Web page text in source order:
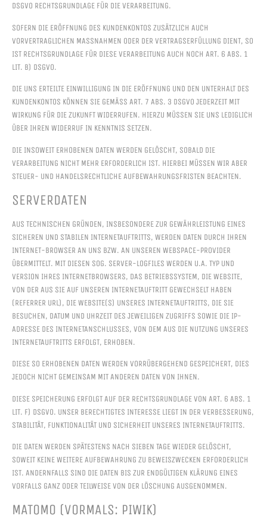
DSGVO RECHTSGRUNDLAGE FÜR DIE VERARBEITUNG.
SOFERN DIE ERÖFFNUNG DES KUNDENKONTOS ZUSÄTZLICH AUCH
VORVERTRAGLICHEN MASSNAHMEN ODER DER VERTRAGSERFÜLLUNG DIENT, SO I
ST RECHTSGRUNDLAGE FÜR DIESE VERARBEITUNG AUCH NOCH ART. 6 ABS. 1 L
IT. B) DSGVO.
DIE UNS ERTEILTE EINWILLIGUNG IN DIE ERÖFFNUNG UND DEN UNTERHALT DES
KUNDENKONTOS KÖNNEN SIE GEMÄSS ART. 7 ABS. 3 DSGVO JEDERZEIT MIT W
IRKUNG FÜR DIE ZUKUNFT WIDERRUFEN. HIERZU MÜSSEN SIE UNS LEDIGLICH Ü
BER IHREN WIDERRUF IN KENNTNIS SETZEN.
DIE INSOWEIT ERHOBENEN DATEN WERDEN GELÖSCHT, SOBALD DIE
VERARBEITUNG NICHT MEHR ERFORDERLICH IST. HIERBEI MÜSSEN WIR ABER
STEUER- UND HANDELSRECHTLICHE AUFBEWAHRUNGSFRISTEN BEACHTEN.
SERVERDATEN
AUS TECHNISCHEN GRÜNDEN, INSBESONDERE ZUR GEWÄHRLEISTUNG EINES
SICHEREN UND STABILEN INTERNETAUFTRITTS, WERDEN DATEN DURCH IHREN
INTERNET-BROWSER AN UNS BZW. AN UNSEREN WEBSPACE-PROVIDER
ÜBERMITTELT. MIT DIESEN SOG. SERVER-LOGFILES WERDEN U.A. TYP UND
VERSION IHRES INTERNETBROWSERS, DAS BETRIEBSSYSTEM, DIE WEBSITE,
VON DER AUS SIE AUF UNSEREN INTERNETAUFTRITT GEWECHSELT HABEN
(REFERRER URL), DIE WEBSITE(S) UNSERES INTERNETAUFTRITTS, DIE SIE
BESUCHEN, DATUM UND UHRZEIT DES JEWEILIGEN ZUGRIFFS SOWIE DIE IP-
ADRESSE DES INTERNETANSCHLUSSES, VON DEM AUS DIE NUTZUNG UNSERES
INTERNETAUFTRITTS ERFOLGT, ERHOBEN.
DIESE SO ERHOBENEN DATEN WERDEN VORRÜBERGEHEND GESPEICHERT, DIES
JEDOCH NICHT GEMEINSAM MIT ANDEREN DATEN VON IHNEN.
DIESE SPEICHERUNG ERFOLGT AUF DER RECHTSGRUNDLAGE VON ART. 6 ABS. 1
LIT. F) DSGVO. UNSER BERECHTIGTES INTERESSE LIEGT IN DER VERBESSERUNG,
STABILITÄT, FUNKTIONALITÄT UND SICHERHEIT UNSERES INTERNETAUFTRITTS.
DIE DATEN WERDEN SPÄTESTENS NACH SIEBEN TAGE WIEDER GELÖSCHT,
SOWEIT KEINE WEITERE AUFBEWAHRUNG ZU BEWEISZWECKEN ERFORDERLICH
IST. ANDERNFALLS SIND DIE DATEN BIS ZUR ENDGÜLTIGEN KLÄRUNG EINES
VORFALLS GANZ ODER TEILWEISE VON DER LÖSCHUNG AUSGENOMMEN.
MATOMO (VORMALS: PIWIK)